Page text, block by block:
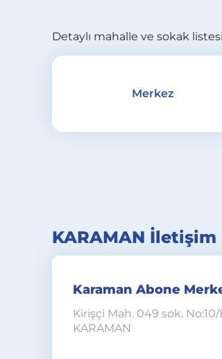
Detaylı mahalle ve sokak
Merkez
KARAMAN
Karaman Abone
Kirişçi Mah. 049 sok.
KARAMAN